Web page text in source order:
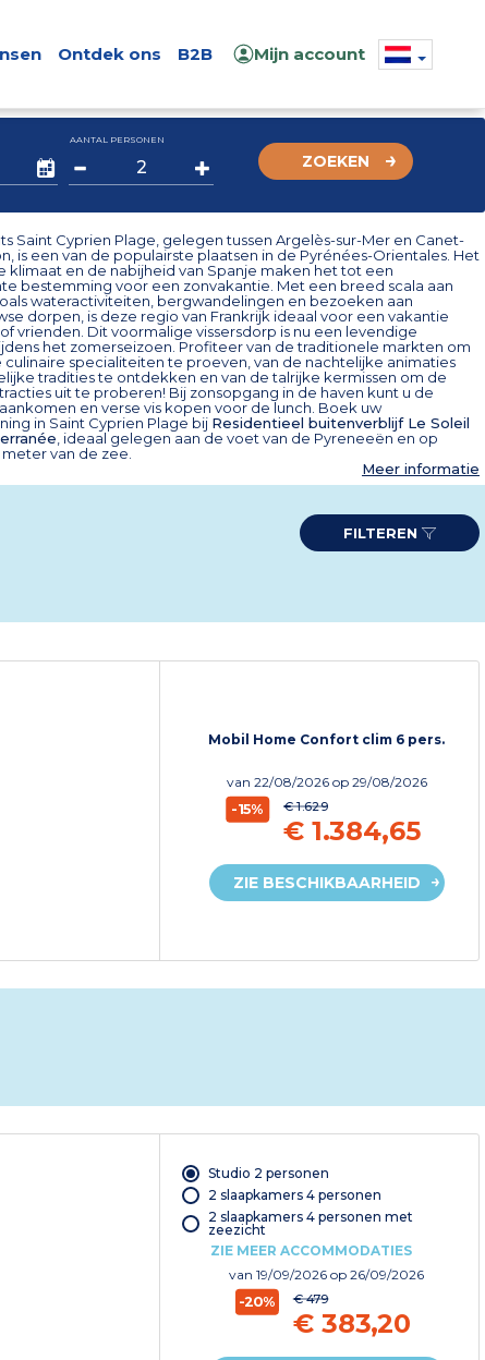
Ontdek ons B2B Mijn account
AANTAL PERSONEN
ZOEKEN
Saint Cyprien Plage, gelegen tussen Argelès-sur-Mer en Canet-
is een van de populairste plaatsen in de Pyrénées-Orientales. Het
klimaat en de nabijheid van Spanje maken het tot een
bestemming voor een zonvakantie. Met een breed scala aan
wateractiviteiten, bergwandelingen en bezoeken aan
dorpen, is deze regio van Frankrijk ideaal voor een vakantie
vrienden. Dit voormalige vissersdorp is nu een levendige
het zomerseizoen. Profiteer van de traditionele markten om
culinaire specialiteiten te proeven, van de nachtelijke animaties
tradities te ontdekken en van de talrijke kermissen om de
uit te proberen! Bij zonsopgang in de haven kunt u de
en verse vis kopen voor de lunch. Boek uw
in Saint Cyprien Plage bij Residentieel buitenverblijf Le Soleil
, ideaal gelegen aan de voet van de Pyreneeën en op
van de zee.
Meer informatie
FILTEREN
Mobil Home Confort clim 6 pers.
van 22/08/2026 op 29/08/2026
-15% € 1.629
€ 1.384,65
ZIE BESCHIKBAARHEID
Studio 2 personen
2 slaapkamers 4 personen
2 slaapkamers 4 personen met
zeezicht
ZIE MEER ACCOMMODATIES
van19/09/2026op 26/09/2026
-20% € 479
€ 383,20